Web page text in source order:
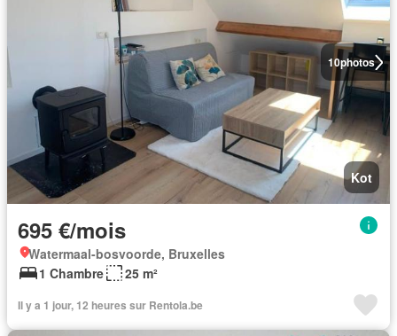
10photos
Kot
695 €/mois
Watermaal-bosvoorde, Bruxelles
1 Chambre
25 m²
Il y a 1 jour, 12 heures sur Rentola.be